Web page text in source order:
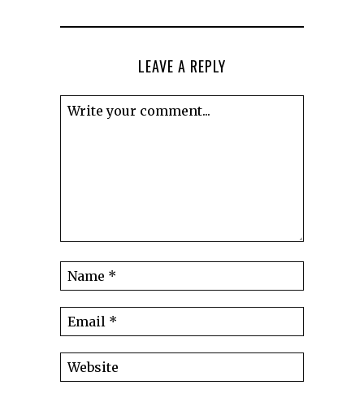
LEAVE A REPLY